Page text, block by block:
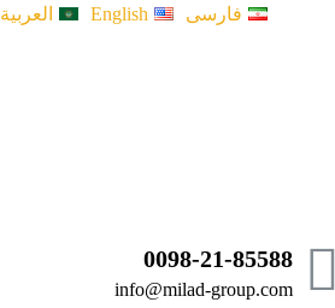
فارسی English العربية
0098-21-85588
info@milad-group.com